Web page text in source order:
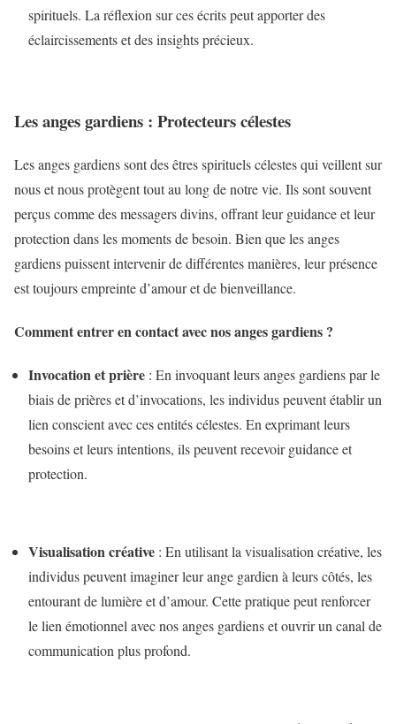
spirituels. La réflexion sur ces écrits peut apporter des
éclaircissements et des insights précieux.
Les anges gardiens : Protecteurs célestes
Les anges gardiens sont des êtres spirituels célestes qui veillent sur
nous et nous protègent tout au long de notre vie. Ils sont souvent
perçus comme des messagers divins, offrant leur guidance et leur
protection dans les moments de besoin. Bien que les anges
gardiens puissent intervenir de différentes manières, leur présence
est toujours empreinte d’amour et de bienveillance.
Comment entrer en contact avec nos anges gardiens ?
Invocation et prière : En invoquant leurs anges gardiens par le
biais de prières et d’invocations, les individus peuvent établir un
lien conscient avec ces entités célestes. En exprimant leurs
besoins et leurs intentions, ils peuvent recevoir guidance et
protection.
Visualisation créative : En utilisant la visualisation créative, les
individus peuvent imaginer leur ange gardien à leurs côtés, les
entourant de lumière et d’amour. Cette pratique peut renforcer
le lien émotionnel avec nos anges gardiens et ouvrir un canal de
communication plus profond.